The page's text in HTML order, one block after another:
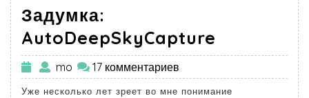
Задумка:
AutoDeepSkyCapture
mo 17 комментариев
Уже несколько лет зреет во мне понимание